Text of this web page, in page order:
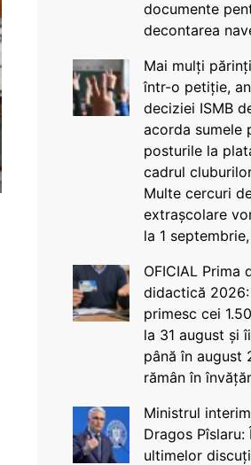
documente
decontarea
Mai mulți
într-o petiție,
deciziei ISMB
acorda sumele
posturile la
cadrul
Multe cercuri
extrașcolare
la 1
OFICIAL Prima
didactică
primesc cei
la 31 august și
până în august
rămân în
Ministrul
Dragos Pîslaru:
ultimelor